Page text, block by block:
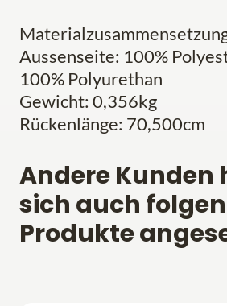
Aussenseite: 100%
100% Polyurethan
Gewicht: 0,356kg
Rückenlänge: 70,500cm
Andere Kunden
sich auch
Produkte